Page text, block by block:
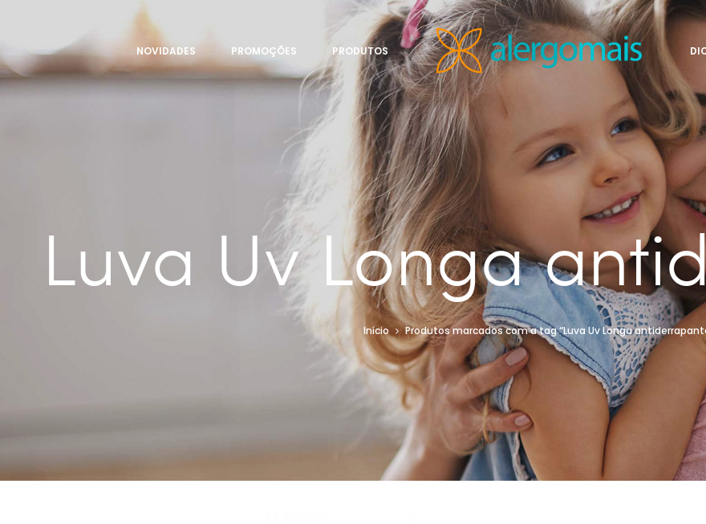
NOVIDADES PROMOÇÕES PRODUTOS
Luva Uv Longa
Início Produtos marcados com a tag “Luva Uv Longa